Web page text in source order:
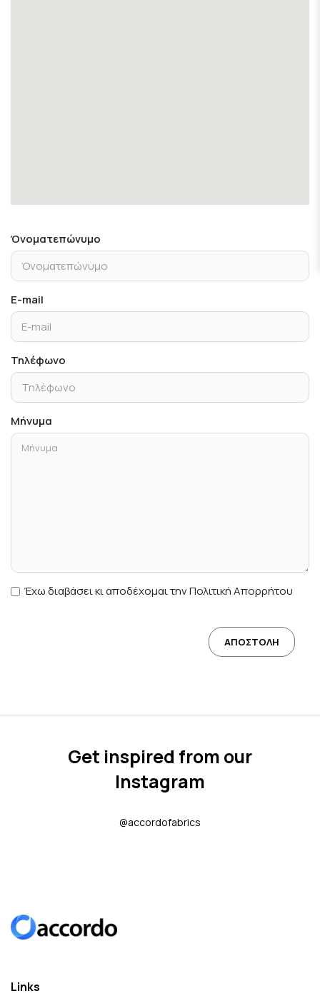
Όνοματεπώνυμο
E-mail
Τηλέφωνο
Μήνυμα
Έχω διαβάσει κι αποδέχομαι την Πολιτική Απορρήτου
Get inspired from our
Instagram
@accordofabrics
Links